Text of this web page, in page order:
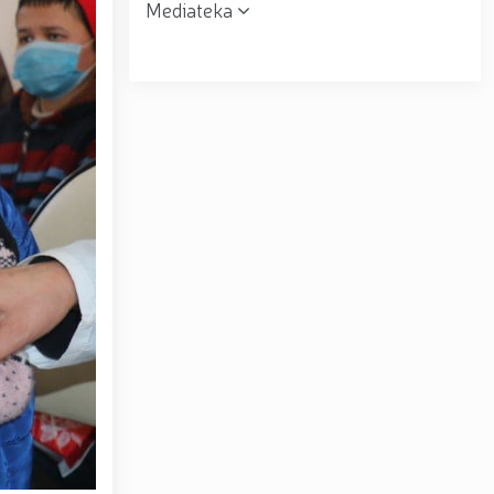
// Milliy gvardiya qo‘mondoni, general-
o‘tkazdi. // Farg‘ona viloyatida jinoyat sodir
munosabati bilan Milliy gvardiya tizimida faoliyat
xoli muhitni ta’minlash bo‘yicha o‘quv yig‘ini
“Temurbeklar maktabi” harbiy akademik
va Jizzax viloyatida o'rganish ishlarini olib bordi
harbiy ilmiy-amaliy konferensiyasi tashkil
amalga oshirdi. // Samarqand va Buxoro
oshirildi. // Yoshlar siyosatiga oid ustuvor
muhofaza qilish organlarining Qoʻl jangi
tayyorgarligini mustahkamlash hamda zamon
bilan nafaqaga kuzatildi. // “Kitobxon harbiy
qidiruvda bo‘lgan shaxs qo‘lga olindi / /
himoyachilari kuni munosabati Milliy gvardiyada
etilganining 34 yilligi va Vatan himoyachilari
hamda 14-yanvar — Vatan himoyachilari kuni
xotirasiga bagʻishlab Milliy gvardiya Markaziy
/ / O‘zbekiston Respublikasi Prezidentining
bilan harbiy xizmatchilar va huquqni
Mirziyoyev Xavfsizlik kengashining kengaytirilgan
quvvatli kogeneratsiya markazi faoliyati bilan
dunyoning zamonaviy megapolislari andozasi
Mediateka